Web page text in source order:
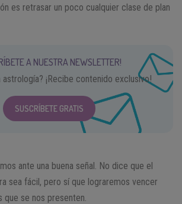
es retrasar un poco cualquier clase de plan
A NUESTRA NEWSLETTER!
astrología? ¡Recibe contenido exclusivo!
SUSCRÍBETE GRATIS
ante una buena señal. No dice que el
sea fácil, pero sí que lograremos vencer
se nos presenten.